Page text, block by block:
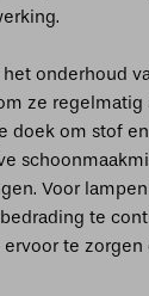
het onderhoud
ze
doek om stof
Voor
te
te